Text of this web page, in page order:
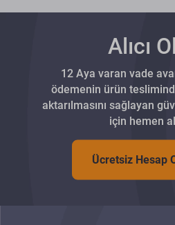
Alıcı
12 Aya varan vade
ödemenin ürün
aktarılmasını sağlayan
için hemen
Ücretsiz Hesap